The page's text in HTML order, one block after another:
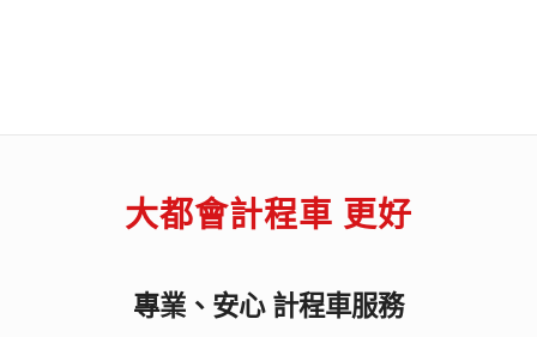
大都會計程車 更好
專業、安心 計程車服務